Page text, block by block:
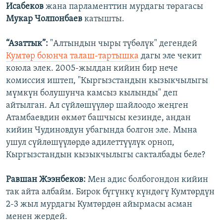
Исабеков жана парламенттин мурдагы төрагасы
Мукар Чолпонбаев катышты.
“Азаттык”: "Алтындын чыры түбөлүк" дегендей
Кумтөр боюнча талаш-тартышка дагы эле чекит
коюла элек. 2005-жылдан кийин бир нече
комиссия иштеп, "Кыргызстандын кызыкчылыгы
мүмкүн болушунча камсыз кылынды" деп
айтылган. Ал сүйлөшүүлөр шайлоодо жеңген
Атамбаевдин өкмөт башчысы кезинде, андан
кийин Чудиновдун убагында болгон эле. Мына
ушул сүйлөшүүлөрдө адилеттүүлүк орноп,
Кыргызстандын кызыкчылыгы сакталбады беле?
Равшан Жээнбеков: Мен адис болбогондон кийин
так айта албайм. Бирок бүгүнкү күндөгү Кумтөрдүн
2-3 жыл мурдагы Кумтөрдөн айырмасы асман
менен жердей.